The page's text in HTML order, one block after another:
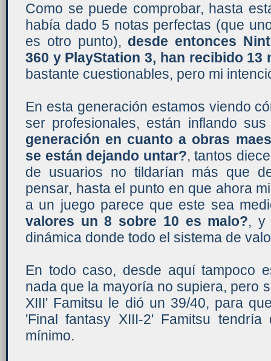
Como se puede comprobar, hasta
había dado 5 notas perfectas (que
es otro punto), desde entonces
360 y PlayStation 3, han recibido 13
bastante cuestionables, pero mi
En esta generación estamos viendo
ser profesionales, están inflando
generación en cuanto a obras
se están dejando untar?, tantos
de usuarios no tildarían más que
pensar, hasta el punto en que ahora
a un juego parece que este sea
valores un 8 sobre 10 es malo?, y
dinámica donde todo el sistema de
En todo caso, desde aquí tampoco
nada que la mayoría no supiera, pero
XIII' Famitsu le dió un 39/40, para
'Final fantasy XIII-2' Famitsu
mínimo.